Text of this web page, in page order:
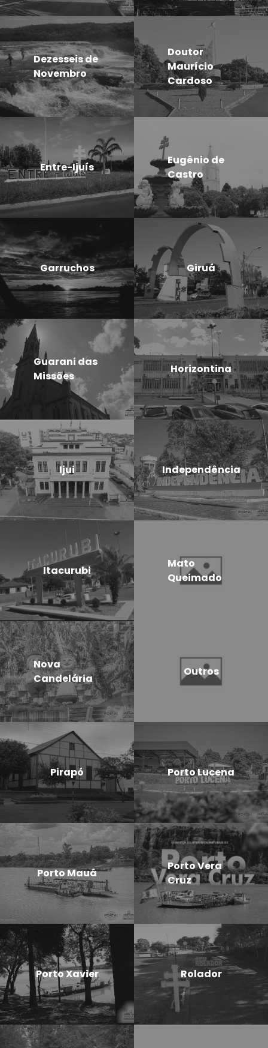
Dezesseis de
Novembro
Doutor
Maurício
Cardoso
Entre-Ijuís
Eugênio de
Castro
Garruchos Giruá
Guarani das
Missões
Horizontina
Ijui Independência
Itacurubi
Mato
Queimado
Nova
Candelária
Outros
Pirapó Porto Lucena
Porto Mauá
Porto Vera
Cruz
Porto Xavier Rolador